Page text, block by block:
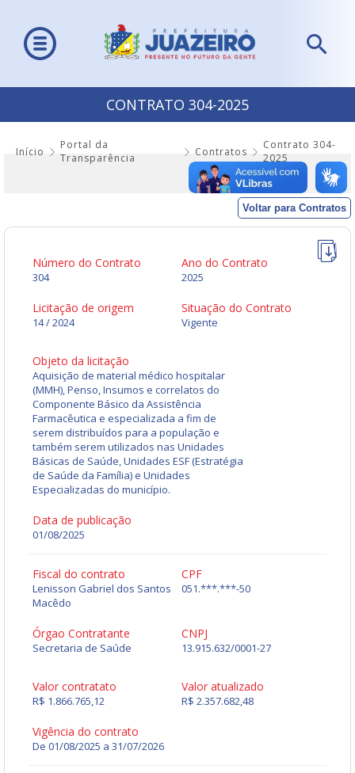
CONTRATO 304-2025
Início
Portal da
Transparência
Contratos
Contrato 304-
2025
Voltar para Contratos
Número do Contrato
304
Ano do Contrato
2025
Licitação de origem
14 / 2024
Situação do Contrato
Vigente
Objeto da licitação
Aquisição de material médico hospitalar
(MMH), Penso, Insumos e correlatos do
Componente Básico da Assistência
Farmacêutica e especializada a fim de
serem distribuídos para a população e
também serem utilizados nas Unidades
Básicas de Saúde, Unidades ESF (Estratégia
de Saúde da Família) e Unidades
Especializadas do município.
Data de publicação
01/08/2025
Fiscal do contrato
Lenisson Gabriel dos Santos
Macêdo
CPF
051.***.***-50
Órgao Contratante
Secretaria de Saúde
CNPJ
13.915.632/0001-27
Valor contratato
R$ 1.866.765,12
Valor atualizado
R$ 2.357.682,48
Vigência do contrato
De 01/08/2025 a 31/07/2026